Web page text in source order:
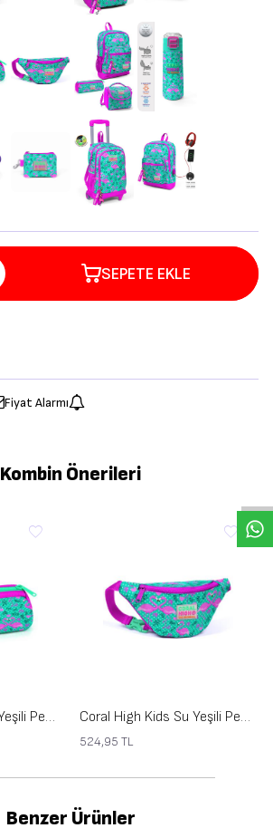
SEPETE EKLE
Fiyat Alarmı
Kombin Önerileri
Coral High Kids Su Yeşili Pembe Flamingo Desenli Üç Bölmeli Kalem Çantası 22012 Coral High Kids Su Yeşili Pembe Flamingo Desenli Bel Çantası 22412
524,95 TL
Benzer Ürünler